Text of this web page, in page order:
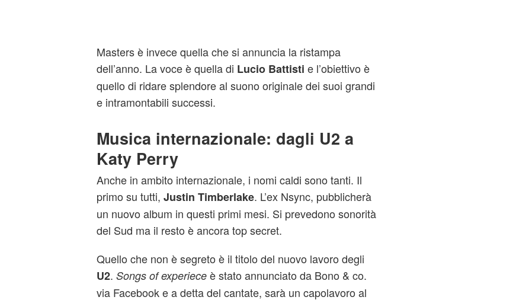
Masters è invece quella che si annuncia la ristampa
dell’anno. La voce è quella di Lucio Battisti e l’obiettivo è
quello di ridare splendore al suono originale dei suoi grandi
e intramontabili successi.
Musica internazionale: dagli U2 a
Katy Perry
Anche in ambito internazionale, i nomi caldi sono tanti. Il
primo su tutti, Justin Timberlake. L’ex Nsync, pubblicherà
un nuovo album in questi primi mesi. Si prevedono sonorità
del Sud ma il resto è ancora top secret.
Quello che non è segreto è il titolo del nuovo lavoro degli
U2. Songs of experieceè stato annunciato da Bono & co.
via Facebook e a detta del cantate, sarà un capolavoro al